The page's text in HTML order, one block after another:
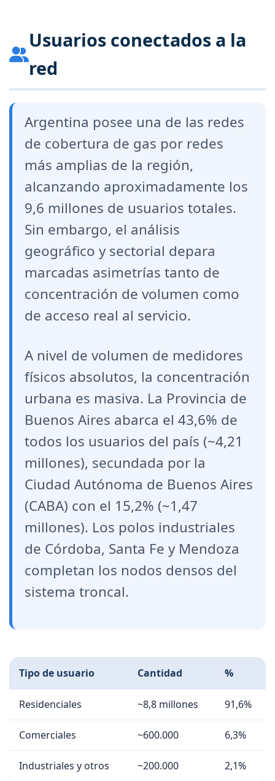
Usuarios conectados a la
red
Argentina posee una de las redes
de cobertura de gas por redes
más amplias de la región,
alcanzando aproximadamente los
9,6 millones de usuarios totales.
Sin embargo, el análisis
geográfico y sectorial depara
marcadas asimetrías tanto de
concentración de volumen como
de acceso real al servicio.
A nivel de volumen de medidores
físicos absolutos, la concentración
urbana es masiva. La Provincia de
Buenos Aires abarca el 43,6% de
todos los usuarios del país (~4,21
millones), secundada por la
Ciudad Autónoma de Buenos Aires
(CABA) con el 15,2% (~1,47
millones). Los polos industriales
de Córdoba, Santa Fe y Mendoza
completan los nodos densos del
sistema troncal.
Tipo de usuario Cantidad %
Residenciales ~8,8 millones 91,6%
Comerciales ~600.000 6,3%
Industriales y otros ~200.000 2,1%